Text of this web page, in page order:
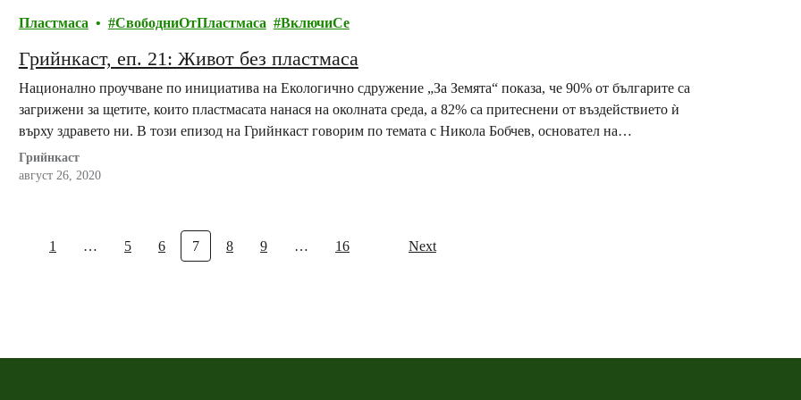
Пластмаса СвободниОтПластмаса ВключиСе
Грийнкаст, еп. 21: Живот без пластмаса
Национално проучване по инициатива на Екологично сдружение „За Земята“ показа, че 90% от българите са
загрижени за щетите, които пластмасата нанася на околната среда, а 82% са притеснени от въздействието ѝ
върху здравето ни. В този епизод на Грийнкаст говорим по темата с Никола Бобчев, основател на
платформата Lessplastic Bulgaria.
Грийнкаст
август 26, 2020
1 … 5 6 7 8 9 … 16 Next